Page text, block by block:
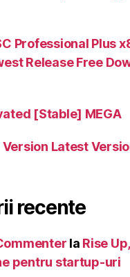
Professional Plus
Release Frее
[Stable] MEGA
Latest
recente
la Rise
pentru startup-uri